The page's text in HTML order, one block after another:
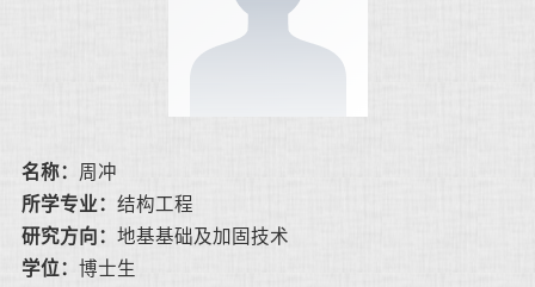
名称： 周冲
所学专业： 结构工程
研究方向： 地基基础及加固技术
学位： 博士生